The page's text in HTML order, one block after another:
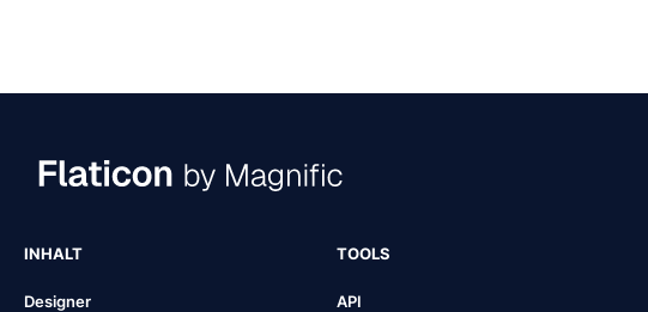
INHALT
Designer
TOOLS
API